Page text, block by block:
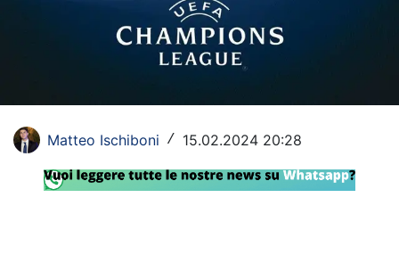
Champions League
Europa League
Altri Sport
Formula 1
Matteo Ischiboni / 15.02.2024 20:28